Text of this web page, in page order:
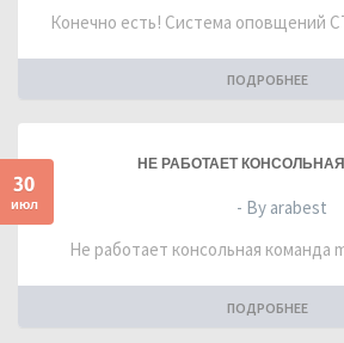
Конечно есть! Система оповщений
ПОДРОБНЕЕ
30
июл
НЕ РАБОТАЕТ
- By arabest
Не работает консольная команда
ПОДРОБНЕЕ